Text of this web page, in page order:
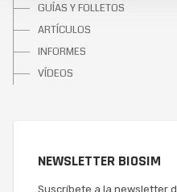
GUÍAS Y FOLLETOS
ARTÍCULOS
INFORMES
VÍDEOS
NEWSLETTER BIOSIM
Suscríbete a la newsletter